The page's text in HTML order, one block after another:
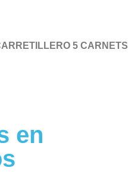
5
en